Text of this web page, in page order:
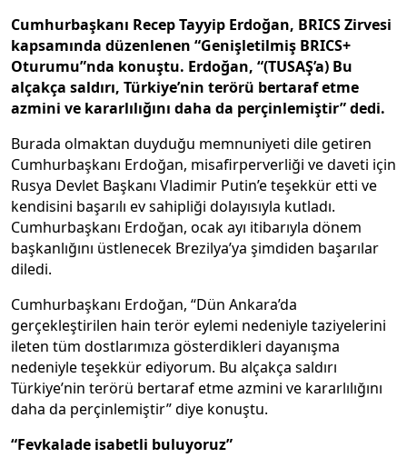
Cumhurbaşkanı Recep Tayyip Erdoğan, BRICS Zirvesi
kapsamında düzenlenen “Genişletilmiş BRICS+
Oturumu”nda konuştu. Erdoğan, “(TUSAŞ’a) Bu
alçakça saldırı, Türkiye’nin terörü bertaraf etme
azmini ve kararlılığını daha da perçinlemiştir” dedi.
Burada olmaktan duyduğu memnuniyeti dile getiren
Cumhurbaşkanı Erdoğan, misafirperverliği ve daveti için
Rusya Devlet Başkanı Vladimir Putin’e teşekkür etti ve
kendisini başarılı ev sahipliği dolayısıyla kutladı.
Cumhurbaşkanı Erdoğan, ocak ayı itibarıyla dönem
başkanlığını üstlenecek Brezilya’ya şimdiden başarılar
diledi.
Cumhurbaşkanı Erdoğan, “Dün Ankara’da
gerçekleştirilen hain terör eylemi nedeniyle taziyelerini
ileten tüm dostlarımıza gösterdikleri dayanışma
nedeniyle teşekkür ediyorum. Bu alçakça saldırı
Türkiye’nin terörü bertaraf etme azmini ve kararlılığını
daha da perçinlemiştir” diye konuştu.
“Fevkalade isabetli buluyoruz”